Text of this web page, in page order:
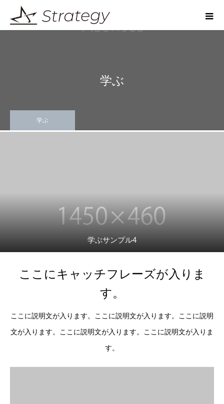
学ぶ
学ぶ
学ぶサンプル4
ここにキャッチフレーズが入りま
す。
ここに説明文が入ります。ここに説明文が入ります。ここに説明
文が入ります。ここに説明文が入ります。ここに説明文が入りま
す。